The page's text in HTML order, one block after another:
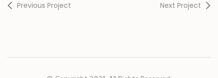
Previous Project Next Project